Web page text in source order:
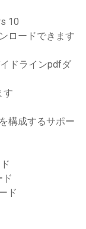
10
ロードできます
ドラインpdfダ
す
構成するサポー
ド
ド